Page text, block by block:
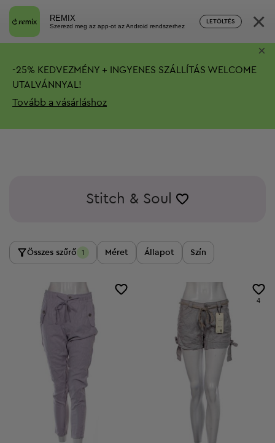
REMIX
Szerezd meg az app-ot az Android rendszerhez
LETÖLTÉS ×
-25% KEDVEZMÉNY + INGYENES SZÁLLÍTÁS WELCOME
UTALVÁNNYAL!
Tovább a vásárláshoz
×
Stitch & Soul
Összes szűrő 1 Méret Állapot Szín
4